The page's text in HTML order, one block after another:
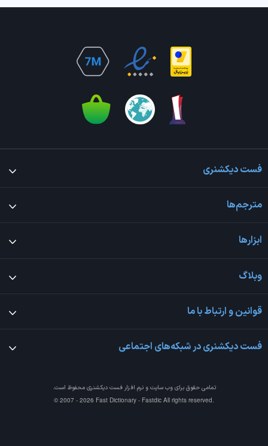
فست دیکشنری
مترجم‌ها
ابزارها
وبلاگ
قوانین و ارتباط با ما
فست دیکشنری در شبکه‌های اجتماعی
تمامی حقوق برای وب سایت و نرم افزارفست دیکشنری محفوظ است.
© 2007 - 2026 Fast Dictionary - Fastdic All rights reserved.